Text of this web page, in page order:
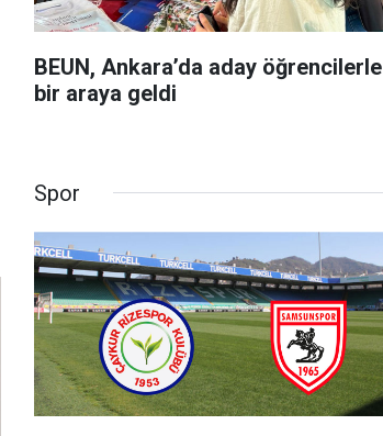
BEUN, Ankara’da aday öğrencilerle
bir araya geldi
Spor